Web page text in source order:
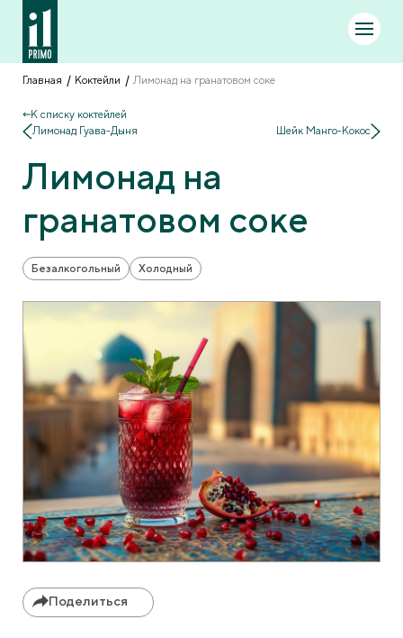
Главная Коктейли Лимонад на гранатовом соке
К списку коктейлей
Лимонад Гуава-Дыня
Шейк Манго-Кокос
Лимонад на
гранатовом соке
Безалкогольный Холодный
Поделиться